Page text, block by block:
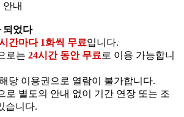
내
되었다
간마다 1화씩 무료입니다.
로는 24시간 동안 무료 로 이용 가능합니
당 이용권으로 열람이 불가합니다.
로 별도의 안내 없이 기간 연장 또는 조
습니다.